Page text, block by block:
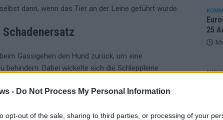
- Do Not Process My Personal Information
opt-out of the sale, sharing to third parties, or processing of your
dann, wenn das Tier an der Leine geführt wurde.
Gassigehen den Hund zurück, um eine
Dabei wickelte sich die Schleppleine
und zog sich eine Schienbeinfraktur zu. Die gesetzliche
in Höhe von 11.639 Euro – und forderte
25